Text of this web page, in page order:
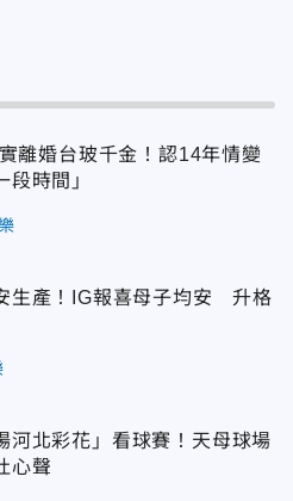
離婚台玻千金！認14年情變
段時間」
生產！IG報喜母子均安 升格
河北彩花」看球賽！天母球場
心聲